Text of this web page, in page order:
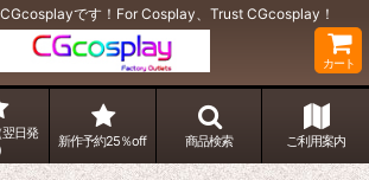
です！For Cosplay、Trust CGcosplay！
カート
日発
新作予約25％off 商品検索 ご利用案内